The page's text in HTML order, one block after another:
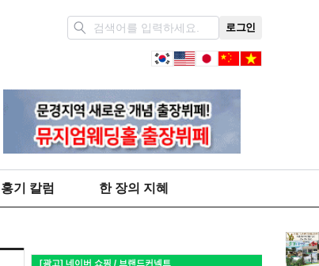
로그인
기 칼럼 한 장의 지혜